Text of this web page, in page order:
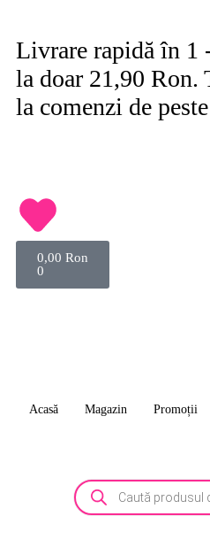
Livrare rapidă în 1
la doar 21,90 Ron.
la comenzi de
0,00 Ron
0
Acasă Magazin Promoții